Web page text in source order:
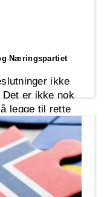
Næringspartiet
ikke
er ikke nok
legge til rette
(INP) tar
med en politikk
her og nå, men